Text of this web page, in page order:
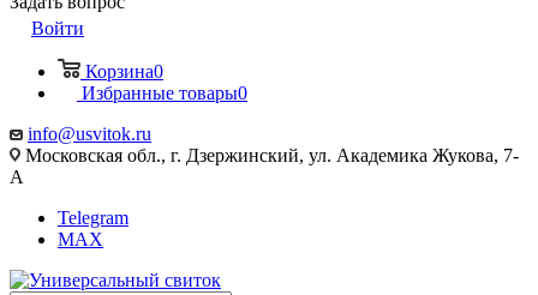
Войти
Корзина0
Избранные товары0
info@usvitok.ru
Московская обл., г. Дзержинский, ул. Академика Жукова, 7-
А
Telegram
MAX